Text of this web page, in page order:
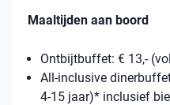
Maaltijden aan boord
Ontbijtbuffet: € 13,-
All-inclusive
4-15 jaar)* inclusief